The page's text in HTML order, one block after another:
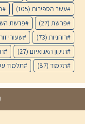
עשר הספירות (105)
פרשת (27) פרשת
רוחניות (73) שעורי
תיקון האגואיזם (27)
תלמוד (87) תלמוד